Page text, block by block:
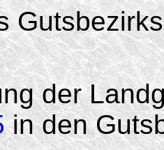
der
in den